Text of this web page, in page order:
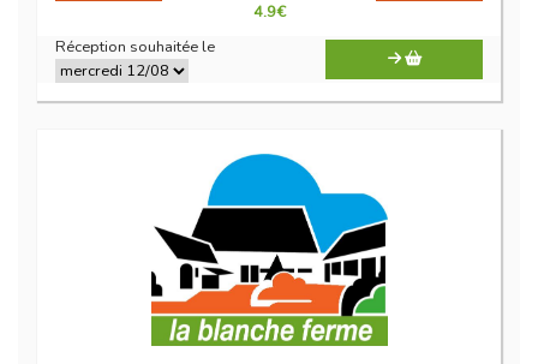
4.9€
Réception souhaitée le